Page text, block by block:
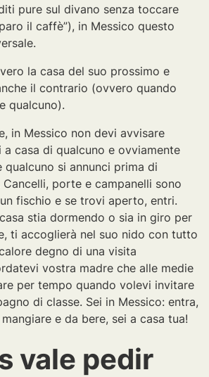
pure sul divano senza toccare
il caffè”), in Messico questo
la casa del suo prossimo e
il contrario (ovvero quando
qualcuno).
in Messico non devi avvisare
casa di qualcuno e ovviamente
si annunci prima di
porte e campanelli sono
fischio e se trovi aperto, entri.
stia dormendo o sia in giro per
ti accoglierà nel suo nido con tutto
degno di una visita
vostra madre che alle medie
per tempo quando volevi invitare
di classe. Sei in Messico: entra,
e da bere, sei a casa tua!
vale pedir